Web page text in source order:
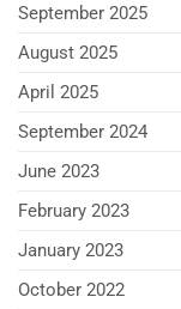
September 2025
August 2025
April 2025
September 2024
June 2023
February 2023
January 2023
October 2022